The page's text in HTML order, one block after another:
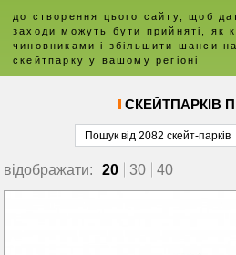
до створення цього сайту, щоб
заходи можуть бути прийняті, як
чиновниками і збільшити шанси
скейтпарку у вашому регіоні
СКЕЙТПАРКІВ
відображати: 20 30 40